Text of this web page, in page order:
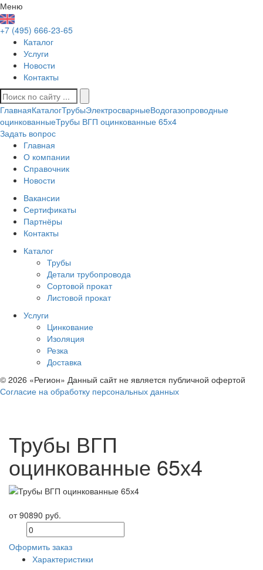
Меню
+7 (495) 666-23-65
Каталог
Услуги
Новости
Контакты
ГлавнаяКаталогТрубыЭлектросварныеВодогазопроводные
оцинкованныеТрубы ВГП оцинкованные 65х4
Задать вопрос
Главная
О компании
Справочник
Новости
Вакансии
Сертификаты
Партнёры
Контакты
Каталог
Трубы
Детали трубопровода
Сортовой прокат
Листовой прокат
Услуги
Цинкование
Изоляция
Резка
Доставка
© 2026 «Регион» Данный сайт не является публичной офертой
Согласие на обработку персональных данных
Трубы ВГП
оцинкованные 65х4
от 90890 руб.
Оформить заказ
Характеристики